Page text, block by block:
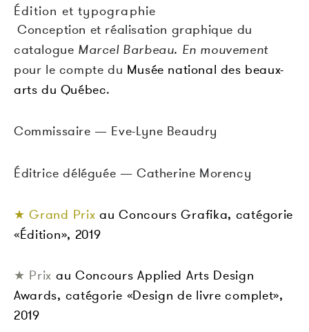
Édition et typographie
Conception et réalisation graphique du
catalogue Marcel Barbeau. En mouvement
pour le compte du Musée national des beaux-
arts du Québec.
Commissaire — Eve-Lyne Beaudry
Éditrice déléguée — Catherine Morency
★ Grand Prix au Concours Grafika, catégorie
«Édition», 2019
★ Prix au Concours Applied Arts Design
Awards, catégorie «Design de livre complet»,
2019